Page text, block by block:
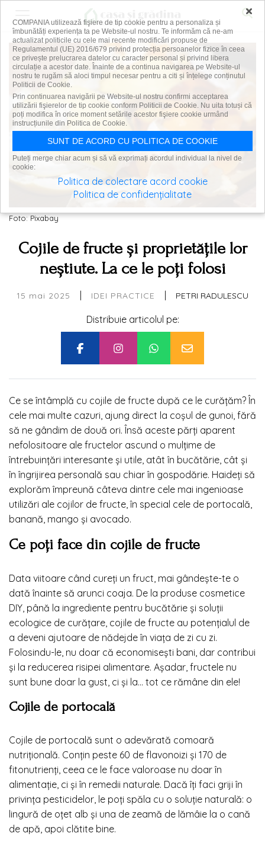
Foto: Pixabay
Cojile de fructe și proprietățile lor
neștiute. La ce le poți folosi
15 mai 2025 IDEI PRACTICE PETRI RADULESCU
Distribuie articolul pe:
Ce se întâmplă cu cojile de fructe după ce le curățăm? În
cele mai multe cazuri, ajung direct la coșul de gunoi, fără
să ne gândim de două ori. Însă aceste părți aparent
nefolositoare ale fructelor ascund o mulțime de
întrebuințări interesante și utile, atât în bucătărie, cât și
în îngrijirea personală sau chiar în gospodărie. Haideți să
explorăm împreună câteva dintre cele mai ingenioase
utilizări ale cojilor de fructe, în special cele de portocală,
banană, mango și avocado.
Ce poți face din cojile de fructe
Data viitoare când cureți un fruct, mai gândește-te o
dată înainte să arunci coaja. De la produse cosmetice
DIY, până la ingrediente pentru bucătărie și soluții
ecologice de curățare, cojile de fructe au potențialul de
a deveni ajutoare de nădejde în viața de zi cu zi.
Folosindu-le, nu doar că economisești bani, dar contribui
și la reducerea risipei alimentare. Așadar, fructele nu
sunt bune doar la gust, ci și la… tot ce rămâne din ele!
Cojile de portocală
Cojile de portocală sunt o adevărată comoară
nutrițională. Conțin peste 60 de flavonoizi și 170 de
fitonutrienți, ceea ce le face valoroase nu doar în
alimentație, ci și în remedii naturale. Dacă îți faci griji în
privința pesticidelor, le poți spăla cu o soluție naturală: o
lingură de oțet alb și una de zeamă de lămâie la o cană
de apă, apoi clătite bine.
×
COMPANIA utilizează fişiere de tip cookie pentru a personaliza și
îmbunătăți experiența ta pe Website-ul nostru. Te informăm că ne-am
actualizat politicile cu cele mai recente modificări propuse de
Regulamentul (UE) 2016/679 privind protecția persoanelor fizice în ceea
ce privește prelucrarea datelor cu caracter personal și privind libera
circulație a acestor date. Înainte de a continua navigarea pe Website-ul
nostru te rugăm să aloci timpul necesar pentru a citi și înțelege conținutul
Politicii de Cookie.
Prin continuarea navigării pe Website-ul nostru confirmi acceptarea
utilizării fişierelor de tip cookie conform Politicii de Cookie. Nu uita totuși că
poți modifica în orice moment setările acestor fişiere cookie urmând
instrucțiunile din Politica de Cookie.
SUNT DE ACORD CU POLITICA DE COOKIE
Puteți merge chiar acum și să vă exprimați acordul individual la nivel de
cookie:
Politica de colectare acord cookie
Politica de confidențialitate